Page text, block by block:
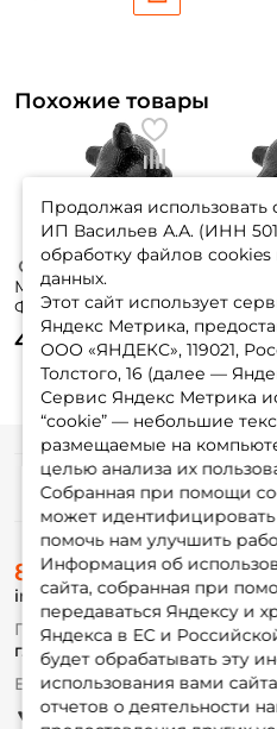
Похожие товары
Маркер
Фоксфишинг
(цвет рандомный)
60гр.
45 ₽
(цвет
50гр.
40 ₽
Продолжая использовать
ИП Васильев А.А. (ИНН
обработку файлов cookies
данных.
Этот сайт использует
Яндекс Метрика,
ООО «ЯНДЕКС», 119021,
Толстого, 16 (далее —
Сервис Яндекс Метрика
“cookie” — небольшие
размещаемые на
целью анализа их
Собранная при помощи
может
помочь нам улучшить
Информация об
сайта, собранная при
передаваться Яндексу и
Яндекса в ЕС и
будет обрабатывать эту
использования вами
отчетов о деятельности
О
Fox-
8 (495) 532-77-88
info@foxfishing.ru
По вопросам с заказом
г. Москва, ул. Плеханова д.7
Ежедневно 10:00 до 20:00